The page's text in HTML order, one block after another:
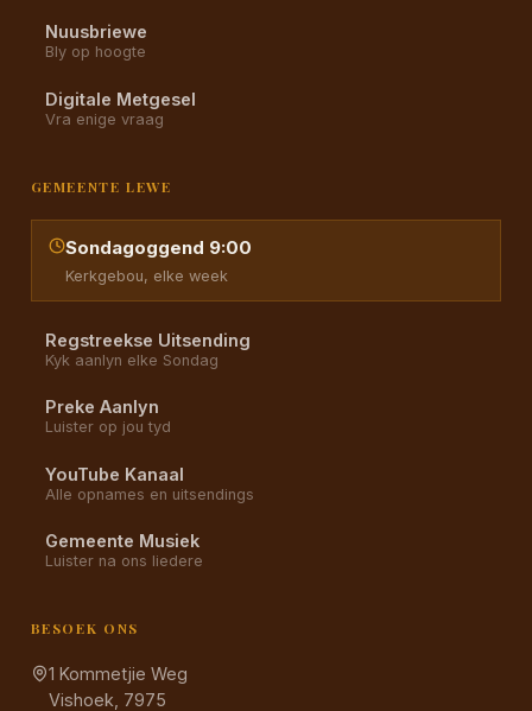
Nuusbriewe
Bly op hoogte
Digitale Metgesel
Vra enige vraag
GEMEENTE LEWE
Sondagoggend 9:00
Kerkgebou, elke week
Regstreekse Uitsending
Kyk aanlyn elke Sondag
Preke Aanlyn
Luister op jou tyd
YouTube Kanaal
Alle opnames en uitsendings
Gemeente Musiek
Luister na ons liedere
BESOEK ONS
1 Kommetjie Weg
Vishoek, 7975